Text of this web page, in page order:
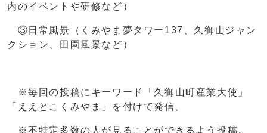
内のイベントや研修など）
③日常風景（くみやま夢タワー137、久御山ジャン
クション、田園風景など）
※毎回の投稿にキーワード「久御山町産業大使」
「ええとこくみやま」を付けて発信。
※不特定多数の人が見ることができるよう投稿。